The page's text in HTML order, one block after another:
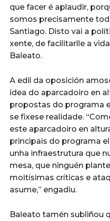
que facer é aplaudir,
somos precisamente
Santiago. Disto vai a
xente, de facilitarlle a
Baleato.
A edil da oposición
idea do aparcadoiro en
propostas do programa
se fixese realidade.
este aparcadoiro en
principais do programa
unha infraestrutura que
mesa, que ninguén
moitísimas críticas e
asume,” engadiu.
Baleato tamén subliñou